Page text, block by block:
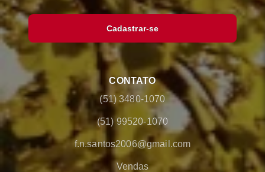
Cadastrar-se
CONTATO
(51) 3480-1070
(51) 99520-1070
f.n.santos2006@gmail.com
Vendas